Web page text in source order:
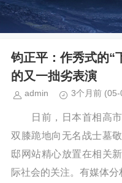
钧正平：作秀式的“
的又一拙劣表演
admin 3个月前 (05-
日前，日本首相高市
双膝跪地向无名战士墓
邸网站精心放置在相关
际社会的关注。有媒体